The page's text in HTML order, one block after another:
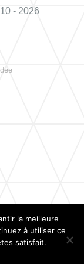
- 2026
la meilleure
à utiliser ce
satisfait.